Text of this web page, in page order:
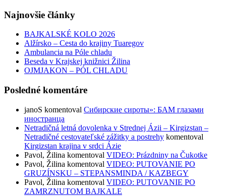
Najnovšie články
BAJKALSKÉ KOLO 2026
Alžírsko – Cesta do krajiny Tuaregov
Ambulancia na Póle chladu
Beseda v Krajskej knižnici Žilina
OJMJAKON – PÓL CHLADU
Posledné komentáre
janoS komentoval Сибирские сироты»: БАМ глазами
иностранца
Netradičná letná dovolenka v Strednej Ázii – Kirgizstan –
Netradičné cestovateľské zážitky a postrehy komentoval
Kirgizstan krajina v srdci Ázie
Pavol, Žilina komentoval VIDEO: Prázdniny na Čukotke
Pavol, Žilina komentoval VIDEO: PUTOVANIE PO
GRUZÍNSKU – STEPANSMINDA / KAZBEGY
Pavol, Žilina komentoval VIDEO: PUTOVANIE PO
ZAMRZNUTOM BAJKALE